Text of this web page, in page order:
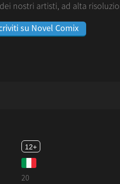
nostri artisti, ad alta
su Novel Comix
12+
20